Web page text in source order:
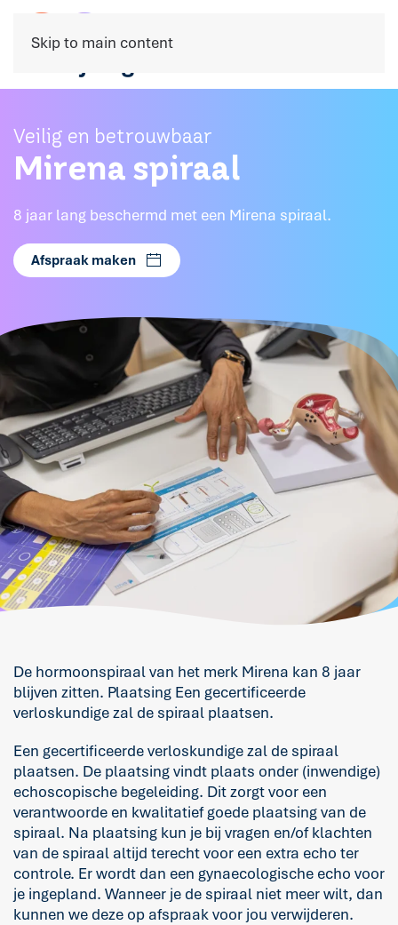
Skip to main content
Veilig en betrouwbaar
Mirena spiraal
8 jaar lang beschermd met een Mirena spiraal.
Afspraak maken
De hormoonspiraal van het merk Mirena kan 8 jaar
blijven zitten. Plaatsing Een gecertificeerde
verloskundige zal de spiraal plaatsen.
Een gecertificeerde verloskundige zal de spiraal
plaatsen. De plaatsing vindt plaats onder (inwendige)
echoscopische begeleiding. Dit zorgt voor een
verantwoorde en kwalitatief goede plaatsing van de
spiraal. Na plaatsing kun je bij vragen en/of klachten
van de spiraal altijd terecht voor een extra echo ter
controle. Er wordt dan een gynaecologische echo voor
je ingepland. Wanneer je de spiraal niet meer wilt, dan
kunnen we deze op afspraak voor jou verwijderen.